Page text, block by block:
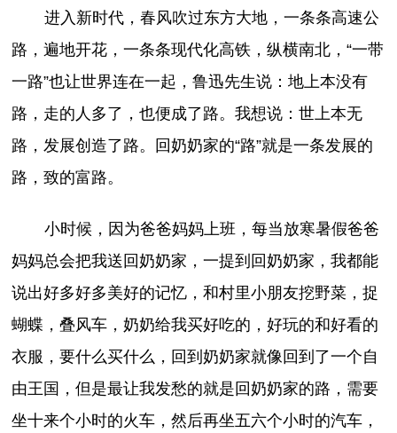
进入新时代，春风吹过东方大地，一条条高速公
路，遍地开花，一条条现代化高铁，纵横南北，“一带
一路”也让世界连在一起，鲁迅先生说：地上本没有
路，走的人多了，也便成了路。我想说：世上本无
路，发展创造了路。回奶奶家的“路”就是一条发展的
路，致的富路。
小时候，因为爸爸妈妈上班，每当放寒暑假爸爸
妈妈总会把我送回奶奶家，一提到回奶奶家，我都能
说出好多好多美好的记忆，和村里小朋友挖野菜，捉
蝴蝶，叠风车，奶奶给我买好吃的，好玩的和好看的
衣服，要什么买什么，回到奶奶家就像回到了一个自
由王国，但是最让我发愁的就是回奶奶家的路，需要
坐十来个小时的火车，然后再坐五六个小时的汽车，